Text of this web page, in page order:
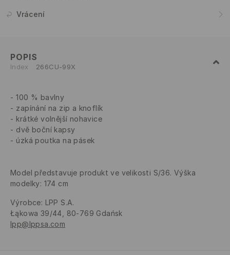
Vrácení
POPIS
Index 266CU-99X
100 % bavlny
zapínání na zip a knoflík
krátké volnější nohavice
dvě boční kapsy
úzká poutka na pásek
Model představuje produkt ve velikosti S/36. Výška
modelky: 174 cm
Výrobce: LPP S.A.
Łąkowa 39/44, 80-769 Gdańsk
lpp@lppsa.com